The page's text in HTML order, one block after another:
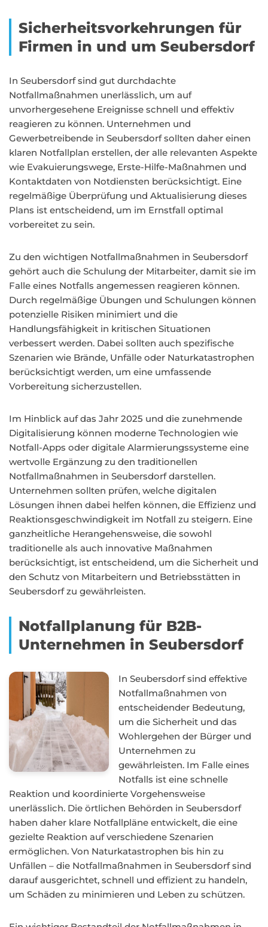
Sicherheitsvorkehrungen für
Firmen in und um Seubersdorf
In Seubersdorf sind gut durchdachte
Notfallmaßnahmen unerlässlich, um auf
unvorhergesehene Ereignisse schnell und effektiv
reagieren zu können. Unternehmen und
Gewerbetreibende in Seubersdorf sollten daher einen
klaren Notfallplan erstellen, der alle relevanten Aspekte
wie Evakuierungswege, Erste-Hilfe-Maßnahmen und
Kontaktdaten von Notdiensten berücksichtigt. Eine
regelmäßige Überprüfung und Aktualisierung dieses
Plans ist entscheidend, um im Ernstfall optimal
vorbereitet zu sein.
Zu den wichtigen Notfallmaßnahmen in Seubersdorf
gehört auch die Schulung der Mitarbeiter, damit sie im
Falle eines Notfalls angemessen reagieren können.
Durch regelmäßige Übungen und Schulungen können
potenzielle Risiken minimiert und die
Handlungsfähigkeit in kritischen Situationen
verbessert werden. Dabei sollten auch spezifische
Szenarien wie Brände, Unfälle oder Naturkatastrophen
berücksichtigt werden, um eine umfassende
Vorbereitung sicherzustellen.
Im Hinblick auf das Jahr 2025 und die zunehmende
Digitalisierung können moderne Technologien wie
Notfall-Apps oder digitale Alarmierungssysteme eine
wertvolle Ergänzung zu den traditionellen
Notfallmaßnahmen in Seubersdorf darstellen.
Unternehmen sollten prüfen, welche digitalen
Lösungen ihnen dabei helfen können, die Effizienz und
Reaktionsgeschwindigkeit im Notfall zu steigern. Eine
ganzheitliche Herangehensweise, die sowohl
traditionelle als auch innovative Maßnahmen
berücksichtigt, ist entscheidend, um die Sicherheit und
den Schutz von Mitarbeitern und Betriebsstätten in
Seubersdorf zu gewährleisten.
Notfallplanung für B2B-
Unternehmen in Seubersdorf
In Seubersdorf sind effektive
Notfallmaßnahmen von
entscheidender Bedeutung,
um die Sicherheit und das
Wohlergehen der Bürger und
Unternehmen zu
gewährleisten. Im Falle eines
Notfalls ist eine schnelle
Reaktion und koordinierte Vorgehensweise
unerlässlich. Die örtlichen Behörden in Seubersdorf
haben daher klare Notfallpläne entwickelt, die eine
gezielte Reaktion auf verschiedene Szenarien
ermöglichen. Von Naturkatastrophen bis hin zu
Unfällen – die Notfallmaßnahmen in Seubersdorf sind
darauf ausgerichtet, schnell und effizient zu handeln,
um Schäden zu minimieren und Leben zu schützen.